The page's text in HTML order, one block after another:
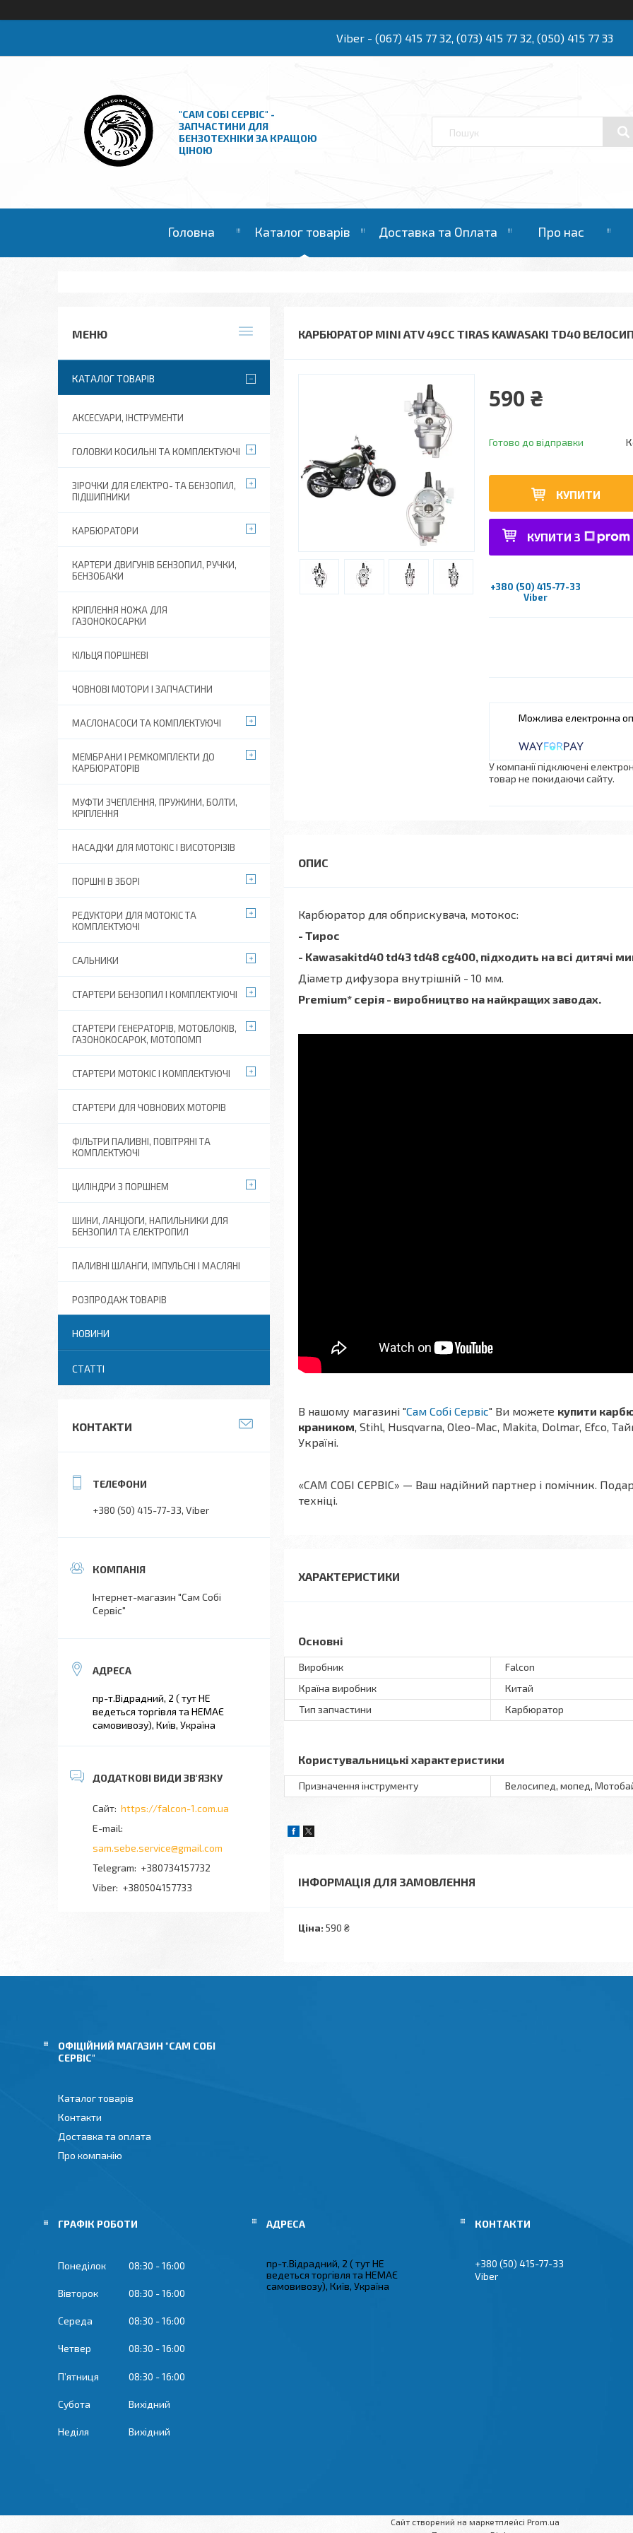
Viber - (067) 415 77 32, (073) 415 77 32, (050) 415 77 33
"САМ СОБІ СЕРВІС" -
ЗАПЧАСТИНИ ДЛЯ
БЕНЗОТЕХНІКИ ЗА КРАЩОЮ
ЦІНОЮ
Головна Каталог товарів Доставка та Оплата Про нас
КАРБЮРАТОР MINI ATV 49CC TIRAS KAWASAKI TD40
590 ₴
Готово до відправки
КУПИТИ
КУПИТИ З
+380 (50) 415-77-33
Viber
У компанії підключені
товар не покидаючи сайту.
Карбюратор для обприскувача, мотокос:
- Тирос
- Kawasakitd40 td43 td48 cg400, підходить на всі дитячі
Діаметр дифузора внутрішній - 10 мм.
Premium* серія - виробництво на найкращих заводах.
В нашому магазині "Сам Собі Сервіс" Ви можете купити
краником, Stihl, Husqvarna, Oleo-Mac, Makita, Dolmar, Efco,
Україні.
«САМ СОБІ СЕРВІС» — Ваш надійний партнер і помічник.
техніці.
ХАРАКТЕРИСТИКИ
Основні
Виробник
Falcon
Країна виробник
Китай
Тип запчастини
Карбюратор
Користувальницькі характеристики
Призначення інструменту Велосипед, мопед,
ІНФОРМАЦІЯ ДЛЯ ЗАМОВЛЕННЯ
Ціна: 590 ₴
КАТАЛОГ ТОВАРІВ
АКСЕСУАРИ, ІНСТРУМЕНТИ
ГОЛОВКИ КОСИЛЬНІ ТА КОМПЛЕКТУЮЧІ
ЗІРОЧКИ ДЛЯ ЕЛЕКТРО- ТА БЕНЗОПИЛ,
ПІДШИПНИКИ
КАРБЮРАТОРИ
КАРТЕРИ ДВИГУНІВ БЕНЗОПИЛ, РУЧКИ,
БЕНЗОБАКИ
КРІПЛЕННЯ НОЖА ДЛЯ
ГАЗОНОКОСАРКИ
КІЛЬЦЯ ПОРШНЕВІ
ЧОВНОВІ МОТОРИ І ЗАПЧАСТИНИ
МАСЛОНАСОСИ ТА КОМПЛЕКТУЮЧІ
МЕМБРАНИ І РЕМКОМПЛЕКТИ ДО
КАРБЮРАТОРІВ
МУФТИ ЗЧЕПЛЕННЯ, ПРУЖИНИ, БОЛТИ,
КРІПЛЕННЯ
НАСАДКИ ДЛЯ МОТОКІС І ВИСОТОРІЗІВ
ПОРШНІ В ЗБОРІ
РЕДУКТОРИ ДЛЯ МОТОКІС ТА
КОМПЛЕКТУЮЧІ
САЛЬНИКИ
СТАРТЕРИ БЕНЗОПИЛ І КОМПЛЕКТУЮЧІ
СТАРТЕРИ ГЕНЕРАТОРІВ, МОТОБЛОКІВ,
ГАЗОНОКОСАРОК, МОТОПОМП
СТАРТЕРИ МОТОКІС І КОМПЛЕКТУЮЧІ
СТАРТЕРИ ДЛЯ ЧОВНОВИХ МОТОРІВ
ФІЛЬТРИ ПАЛИВНІ, ПОВІТРЯНІ ТА
КОМПЛЕКТУЮЧІ
ЦИЛІНДРИ З ПОРШНЕМ
ШИНИ, ЛАНЦЮГИ, НАПИЛЬНИКИ ДЛЯ
БЕНЗОПИЛ ТА ЕЛЕКТРОПИЛ
ПАЛИВНІ ШЛАНГИ, ІМПУЛЬСНІ І МАСЛЯНІ
РОЗПРОДАЖ ТОВАРІВ
НОВИНИ
СТАТТІ
КОНТАКТИ
+380 (50) 415-77-33 Viber
Інтернет-магазин "Сам Собі
Сервіс"
пр-т.Відрадний, 2 ( тут НЕ
ведеться торгівля та НЕМАЄ
самовивозу), Київ, Україна
https://falcon-1.com.ua
sam.sebe.service@gmail.com
+380734157732
+380504157733
ОФІЦІЙНИЙ МАГАЗИН "САМ СОБІ
СЕРВІС"
Каталог товарів
Контакти
Доставка та оплата
Про компанію
ГРАФІК РОБОТИ
Понеділок 08:30 16:00
Вівторок 08:30 16:00
Середа 08:30 16:00
Четвер 08:30 16:00
Пʼятниця 08:30 16:00
Субота Вихідний
Неділя Вихідний
пр-т.Відрадний, 2 ( тут НЕ
ведеться торгівля та НЕМАЄ
самовивозу), Київ, Україна
+380 (50) 415-77-33
Viber
Сайт створений на маркетплейсі Prom.ua